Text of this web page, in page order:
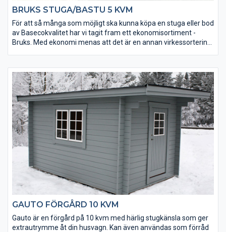
BRUKS STUGA/BASTU 5 KVM
För att så många som möjligt ska kunna köpa en stuga eller bod
av Basecokvalitet har vi tagit fram ett ekonomisortiment -
Bruks. Med ekonomi menas att det är en annan virkessortering.
under lågsäsong och läggs på lager. Alla tillverkas i samma
modell och det finns inga möjligheter till ändringar av t ex
fönsterplacering. Men du får en bra stuga direkt från
lagerhyllan till ett mycket bra pris.
Bruks stuga/bastu 5 kvm är en lite mindre stugmodell och kan
användas till bastu, lekstuga eller förråd beroende på tillval.
GAUTO FÖRGÅRD 10 KVM
Gauto är en förgård på 10 kvm med härlig stugkänsla som ger
extrautrymme åt din husvagn. Kan även användas som förråd